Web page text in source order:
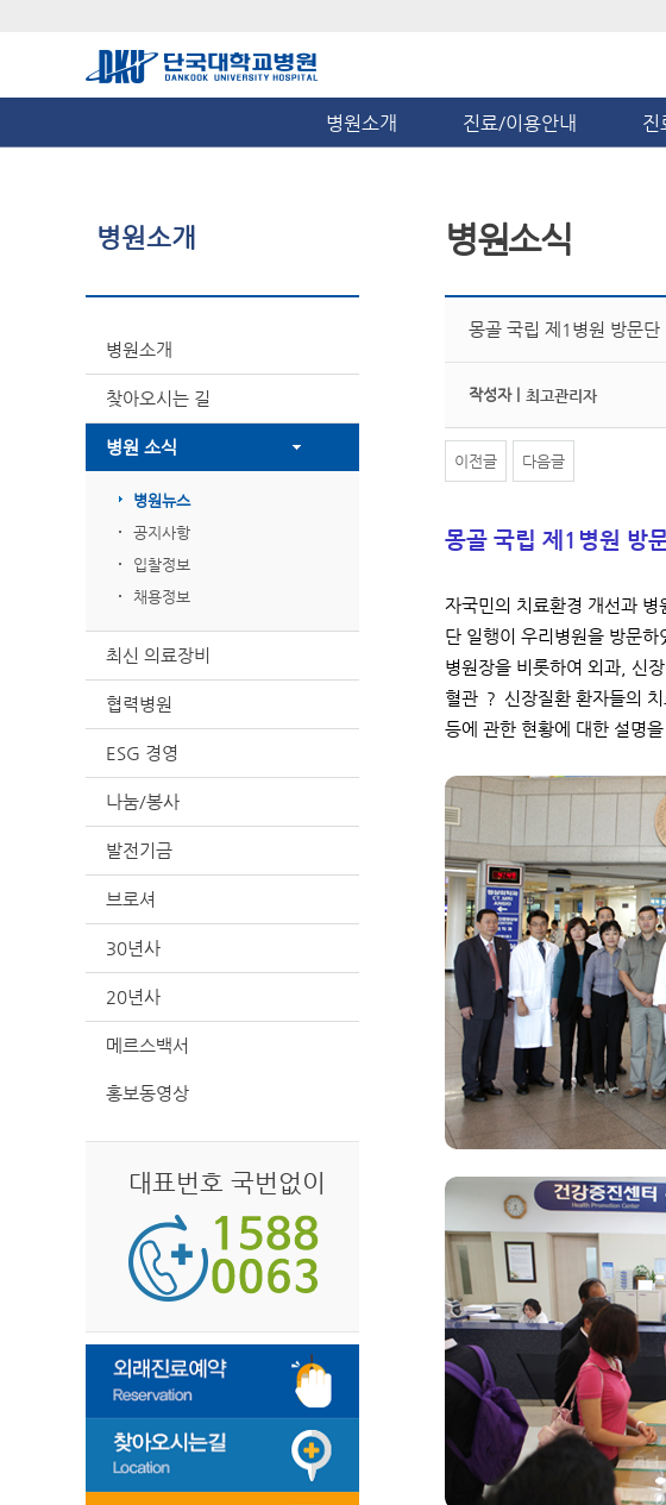
병원소개 진료/이용안내 진
병원소개
병원소개
찾아오시는 길
병원 소식
병원뉴스
공지사항
입찰정보
채용정보
최신 의료장비
협력병원
ESG 경영
나눔/봉사
발전기금
브로셔
30년사
20년사
메르스백서
홍보동영상
대표번호 국번없이
병원소식
몽골 국립 제1병원 방문
작성자 | 최고관리자
이전글 다음글
몽골 국립 제1병원 방
자국민의 치료환경 개선과
단 일행이 우리병원을 방문하
병원장을 비롯하여 외과, 신
혈관 ？ 신장질환 환자들의
등에 관한 현황에 대한 설명